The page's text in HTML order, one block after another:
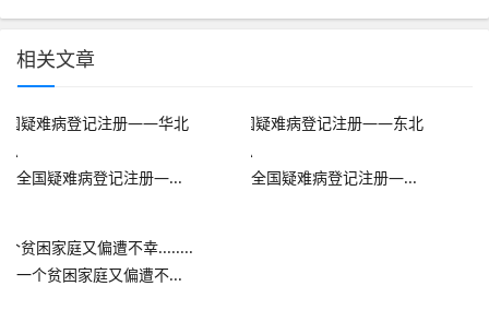
相关文章
全国疑难病登记注册—... 全国疑难病登记注册—...
一个贫困家庭又偏遭不...